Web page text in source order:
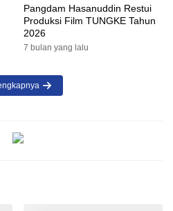
Pangdam Hasanuddin Restui
Produksi Film TUNGKE Tahun
2026
7 bulan yang lalu